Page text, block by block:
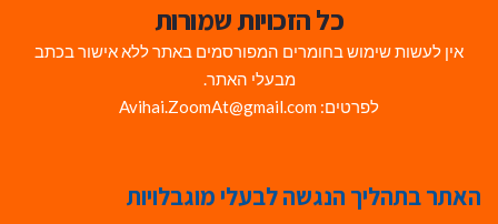
כל הזכויות שמורות
אין לעשות שימוש בחומרים המפורסמים באתר ללא אישור בכתב
מבעלי האתר.
לפרטים: Avihai.ZoomAt@gmail.com
האתר בתהליך הנגשה לבעלי מוגבלויות